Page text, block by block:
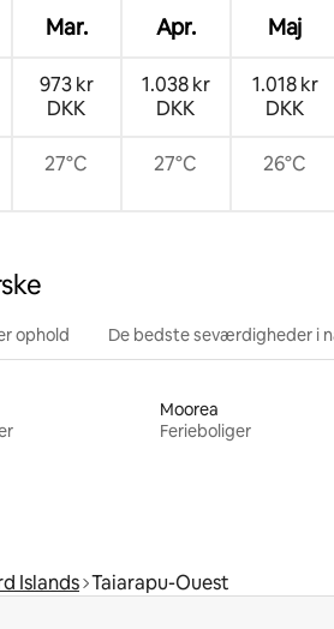
Mar. Apr. Maj
973 kr
DKK
1.038 kr
DKK
1.018 kr
DKK
27°C 27°C 26°C
ophold De bedste seværdigheder i
Moorea
Ferieboliger
Islands Taiarapu-Ouest